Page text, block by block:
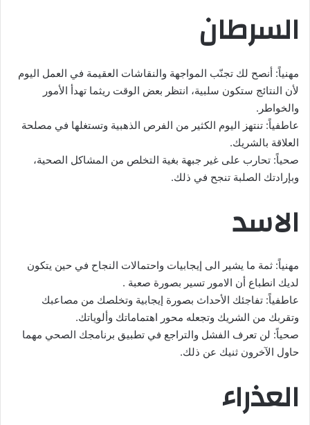
السرطان
مهنياً: أنصح لك تجنّب المواجهة والنقاشات العقيمة في العمل اليوم
لأن النتائج ستكون سلبية، انتظر بعض الوقت ريثما تهدأ الأمور
والخواطر.
عاطفياً: تنتهز اليوم الكثير من الفرص الذهبية وتستغلها في مصلحة
العلاقة بالشريك.
صحياً: تحارب على غير جبهة بغية التخلص من المشاكل الصحية،
وبإرادتك الصلبة تنجح في ذلك.
الاسد
مهنياً: ثمة ما يشير الى إيجابيات واحتمالات النجاح في حين يتكون
لديك انطباع أن الامور تسير بصورة صعبة .
عاطفياً: تفاجئك الأحداث بصورة إيجابية وتخلصك من مصاعبك
وتقربك من الشريك وتجعله محور اهتماماتك وألوياتك.
صحياً: لن تعرف الفشل والتراجع في تطبيق برنامجك الصحي مهما
حاول الآخرون ثنيك عن ذلك.
العذراء